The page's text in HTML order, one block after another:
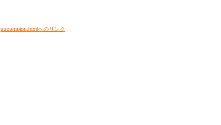
sscampion.htmlへのリンク